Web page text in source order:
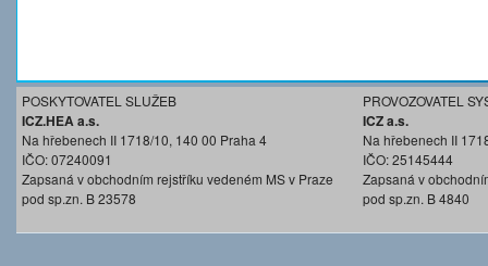
POSKYTOVATEL SLUŽEB
ICZ.HEA a.s.
Na hřebenech II 1718/10, 140 00 Praha 4
IČO: 07240091
Zapsaná v obchodním rejstříku vedeném MS v Praze
pod sp.zn. B 23578
PROVOZOVATEL
ICZ a.s.
Na hřebenech II
IČO: 25145444
Zapsaná v
pod sp.zn. B 4840